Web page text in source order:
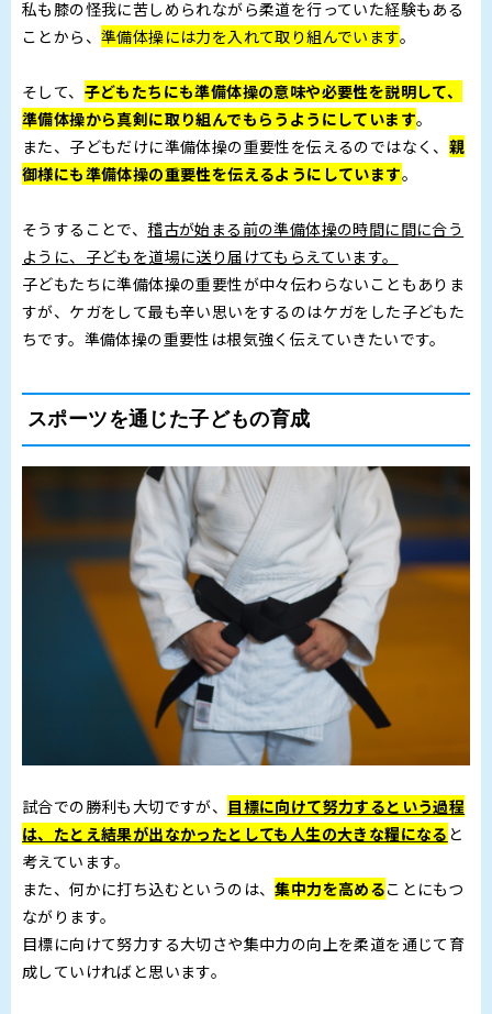
私も膝の怪我に苦しめられながら柔道を行っていた経験もある
ことから、 準備体操には力を入れて取り組んでいます。
そして、 子どもたちにも準備体操の意味や必要性を説明して、
準備体操から真剣に取り組んでもらうようにしています。
また、子どもだけに準備体操の重要性を伝えるのではなく、 親
御様にも準備体操の重要性を伝えるようにしています。
そうすることで、 稽古が始まる前の準備体操の時間に間に合う
ように、子どもを道場に送り届けてもらえています。
子どもたちに準備体操の重要性が中々伝わらないこともありま
すが、ケガをして最も辛い思いをするのはケガをした子どもた
ちです。準備体操の重要性は根気強く伝えていきたいです。
スポーツを通じた子どもの育成
試合での勝利も大切ですが、 目標に向けて努力するという過程
は、たとえ結果が出なかったとしても人生の大きな糧になる と
考えています。
また、何かに打ち込むというのは、集中力を高めることにもつ
ながります。
目標に向けて努力する大切さや集中力の向上を柔道を通じて育
成していければと思います。